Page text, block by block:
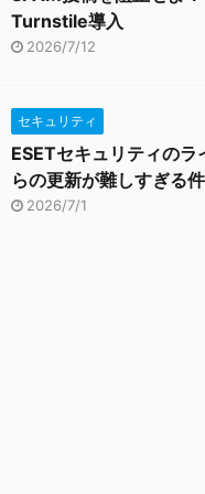
Turnstile導入
2026/7/12
セキュリティ
ESETセキュリティのラ
らの更新が難しすぎる件
2026/7/1